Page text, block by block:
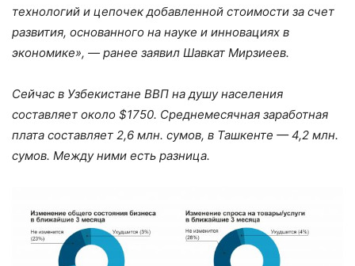
технологий и цепочек добавленной стоимости за счет
развития, основанного на науке и инновациях в
экономике», — ранее заявил Шавкат Мирзиеев.
Сейчас в Узбекистане ВВП на душу населения
составляет около $1750. Среднемесячная заработная
плата составляет 2,6 млн. сумов, в Ташкенте — 4,2 млн.
сумов. Между ними есть разница.